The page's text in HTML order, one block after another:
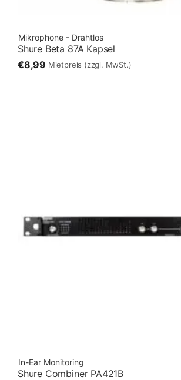
Mikrophone - Drahtlos
Shure Beta 87A Kapsel
€8,99 Mietpreis (zzgl. MwSt.)
In-Ear Monitoring
Shure Combiner PA421B